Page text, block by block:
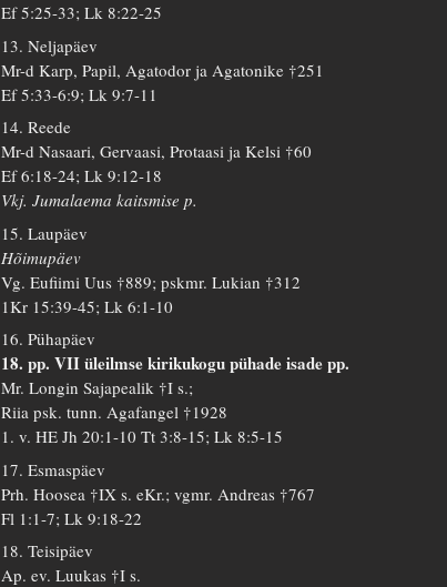
Ef 5:25-33; Lk 8:22-25
13. Neljapäev
Mr-d Karp, Papil, Agatodor ja Agatonike †251
Ef 5:33-6:9; Lk 9:7-11
14. Reede
Mr-d Nasaari, Gervaasi, Protaasi ja Kelsi †60
Ef 6:18-24; Lk 9:12-18
Vkj. Jumalaema kaitsmise p.
15. Laupäev
Hõimupäev
Vg. Eufiimi Uus †889; pskmr. Lukian †312
1Kr 15:39-45; Lk 6:1-10
16. Pühapäev
18. pp. VII üleilmse kirikukogu pühade isade pp.
Mr. Longin Sajapealik †I s.;
Riia psk. tunn. Agafangel †1928
1. v. HE Jh 20:1-10 Tt 3:8-15; Lk 8:5-15
17. Esmaspäev
Prh. Hoosea †IX s. eKr.; vgmr. Andreas †767
Fl 1:1-7; Lk 9:18-22
18. Teisipäev
Ap. ev. Luukas †I s.